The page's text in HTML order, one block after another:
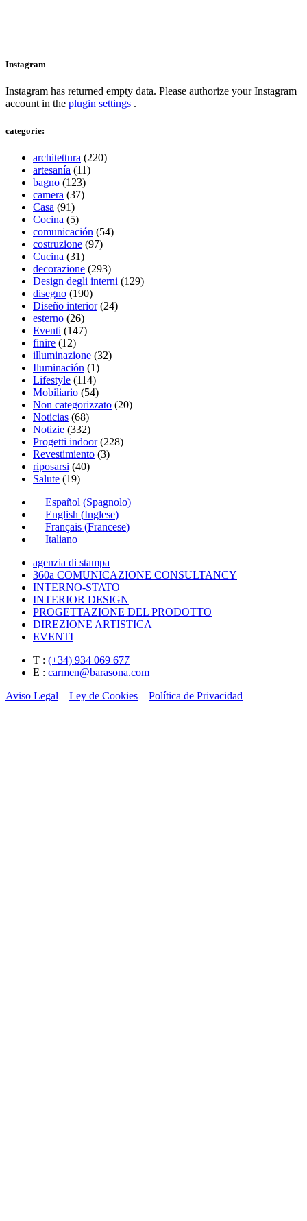
Instagram
Instagram has returned empty data. Please authorize your Instagram
account in the plugin settings .
categorie:
architettura (220)
artesanía (11)
bagno (123)
camera (37)
Casa (91)
Cocina (5)
comunicación (54)
costruzione (97)
Cucina (31)
decorazione (293)
Design degli interni (129)
disegno (190)
Diseño interior(24)
esterno (26)
Eventi (147)
finire (12)
illuminazione (32)
Iluminación (1)
Lifestyle (114)
Mobiliario (54)
Non categorizzato (20)
Noticias (68)
Notizie (332)
Progetti indoor(228)
Revestimiento (3)
riposarsi (40)
Salute (19)
Español (Spagnolo)
English (Inglese)
Français (Francese)
Italiano
agenzia di stampa
360a COMUNICAZIONE CONSULTANCY
INTERNO-STATO
INTERIOR DESIGN
PROGETTAZIONE DEL PRODOTTO
DIREZIONE ARTISTICA
EVENTI
T : (+34) 934 069 677
E : carmen@barasona.com
Aviso Legal – Ley de Cookies – Política de Privacidad